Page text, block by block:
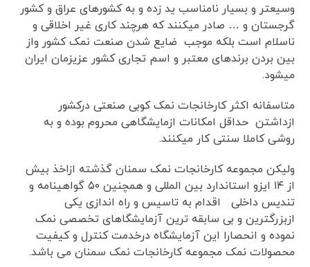
وسیعتر و بسیار نامناسب ید زده و به کشورهای عراق و کشور
گرجستان و … صادر میکنند که هرچند کاری غیر اخلاقی و
ناسلام است بلکه موجب ضایع شدن صنعت نمک کشور واز
بین بردن برندهای معتبر و اسم تجاری کشور عزیزمان ایران
میشود.
متاسفانه اکثر کارخانجات نمک کوبی صنعتی درکشور
ازداشتن حداقل امکانات ازمایشگاهی محروم بوده و به
روشی کاملا سنتی کار میکنند.
ولیکن مجموعه کارخانجات نمک سمنان گذشته ازاخذ بیش
از ۱۴ ایزو استاندارد بین المللی و همچنین ۵۰ گواهینامه و
تندیس داخلی اقدام به تاسیس و راه اندازی یکی
ازبزرگترین و بی سابقه ترین آزمایشگاهای تخصصی نمک
نموده و انحصارا این آزمایشگاه درخدمت کنترل و کیفیت
محصولات نمک مجموعه کارخانجات نمک سمنان می باشد.